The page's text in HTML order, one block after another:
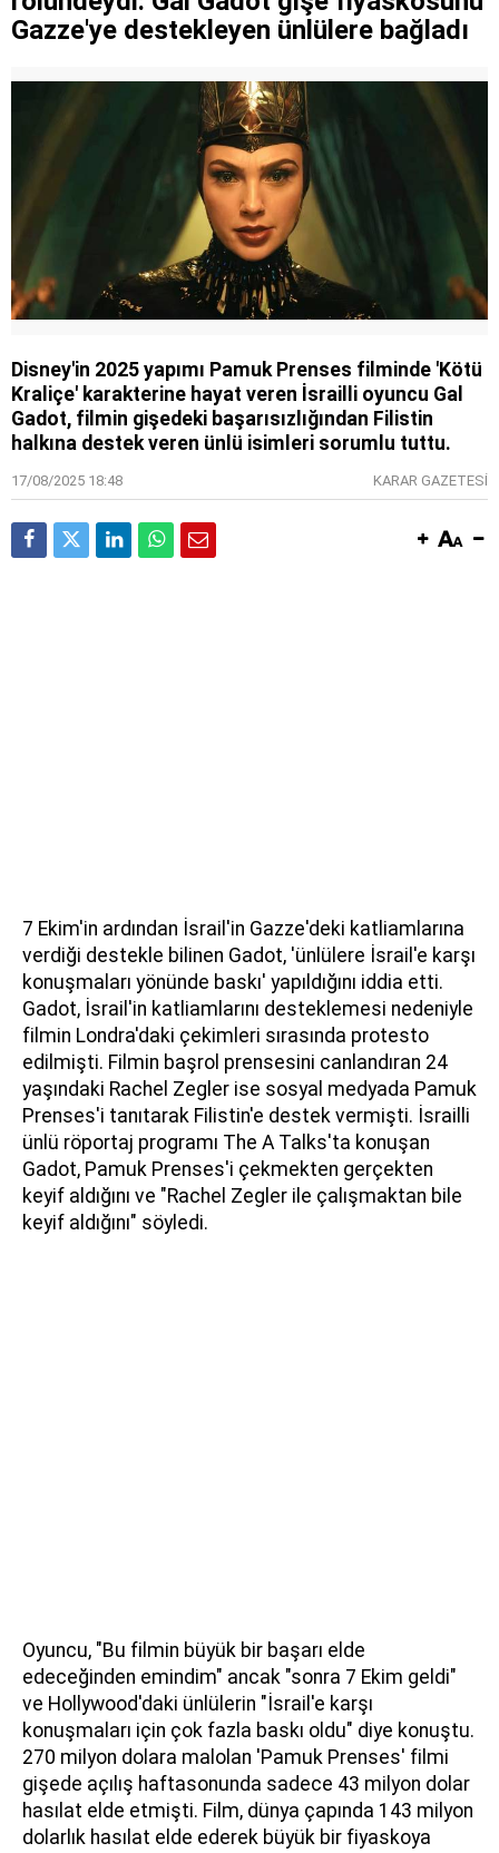
Gazze'ye destekleyen ünlülere bağladı
Disney'in 2025 yapımı Pamuk Prenses filminde 'Kötü
Kraliçe' karakterine hayat veren İsrailli oyuncu Gal
Gadot, filmin gişedeki başarısızlığından Filistin
halkına destek veren ünlü isimleri sorumlu tuttu.
17/08/2025 18:48 KARAR GAZETESİ
7 Ekim'in ardından İsrail'in Gazze'deki katliamlarına
verdiği destekle bilinen Gadot, 'ünlülere İsrail'e karşı
konuşmaları yönünde baskı' yapıldığını iddia etti.
Gadot, İsrail'in katliamlarını desteklemesi nedeniyle
filmin Londra'daki çekimleri sırasında protesto
edilmişti. Filmin başrol prensesini canlandıran 24
yaşındaki Rachel Zegler ise sosyal medyada Pamuk
Prenses'i tanıtarak Filistin'e destek vermişti. İsrailli
ünlü röportaj programı The A Talks'ta konuşan
Gadot, Pamuk Prenses'i çekmekten gerçekten
keyif aldığını ve "Rachel Zegler ile çalışmaktan bile
keyif aldığını" söyledi.
Oyuncu, "Bu filmin büyük bir başarı elde
edeceğinden emindim" ancak "sonra 7 Ekim geldi"
ve Hollywood'daki ünlülerin "İsrail'e karşı
konuşmaları için çok fazla baskı oldu" diye konuştu.
270 milyon dolara malolan 'Pamuk Prenses' filmi
gişede açılış haftasonunda sadece 43 milyon dolar
hasılat elde etmişti. Film, dünya çapında 143 milyon
dolarlık hasılat elde ederek büyük bir fiyaskoya